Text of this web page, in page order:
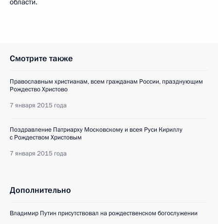
Смотрите также
Православным христианам, всем гражданам России, празднующим
Рождество Христово
7 января 2015 года
Поздравление Патриарху Московскому и всея Руси Кириллу
с Рождеством Христовым
7 января 2015 года
Дополнительно
Владимир Путин присутствовал на рождественском богослужении